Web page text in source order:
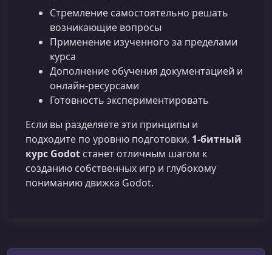
Стремление самостоятельно решать
возникающие вопросы
Применение изученного за пределами
курса
Дополнение обучения документацией и
онлайн‑ресурсами
Готовность экспериментировать
Если вы разделяете эти принципы и
подходите по уровню подготовки, 1‑битный
курс Godot станет отличным шагом к
созданию собственных игр и глубокому
пониманию движка Godot.